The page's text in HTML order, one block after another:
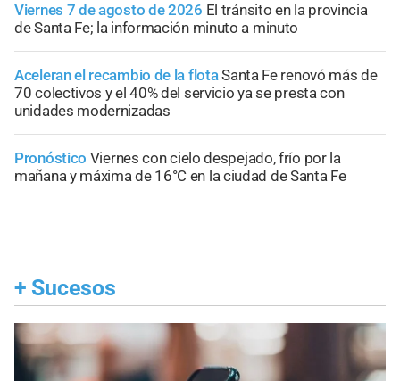
Viernes 7 de agosto de 2026 El tránsito en la provincia
de Santa Fe; la información minuto a minuto
Aceleran el recambio de la flotaSanta Fe renovó más de
70 colectivos y el 40% del servicio ya se presta con
unidades modernizadas
Pronóstico Viernes con cielo despejado, frío por la
mañana y máxima de 16°C en la ciudad de Santa Fe
+ Sucesos